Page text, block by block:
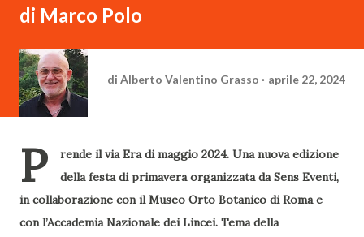
di Marco Polo
di Alberto Valentino Grasso aprile 22, 2024
P
rende il via Era di maggio 2024. Una nuova edizione
della festa di primavera organizzata da Sens Eventi,
in collaborazione con il Museo Orto Botanico di Roma e
con l’Accademia Nazionale dei Lincei. Tema della